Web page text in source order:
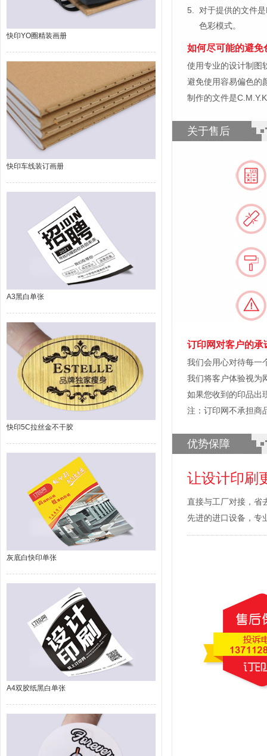
快印YO圈精装画册
快印车线装订画册
A3黑白单张
快印5C拉丝金不干胶
灰底白快印单张
A4双胶纸黑白单张
5.
对于提供的文件
色彩模式。
如何尽可能的避免
使用专业的设计制图
避免使用容易偏色的
制作的文件是
关于售后
订印网对客户的承
我们会用心对待每一
我们将客户体验视为
如果您收到的印品出
注：订印网不承担商
优势保障
让设计印刷
直接与工厂对接，省
先进的进口设备，专